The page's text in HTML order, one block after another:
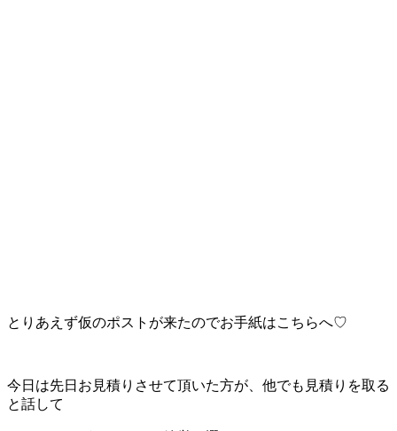
とりあえず仮のポストが来たのでお手紙はこちらへ♡
今日は先日お見積りさせて頂いた方が、他でも見積りを取る
と話して